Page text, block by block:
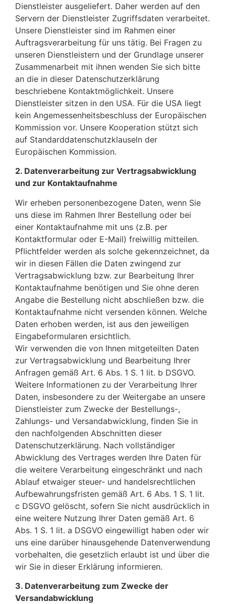
Dienstleister ausgeliefert. Daher werden auf den
Servern der Dienstleister Zugriffsdaten verarbeitet.
Unsere Dienstleister sind im Rahmen einer
Auftragsverarbeitung für uns tätig. Bei Fragen zu
unseren Dienstleistern und der Grundlage unserer
Zusammenarbeit mit ihnen wenden Sie sich bitte
an die in dieser Datenschutzerklärung
beschriebene Kontaktmöglichkeit. Unsere
Dienstleister sitzen in den USA. Für die USA liegt
kein Angemessenheitsbeschluss der Europäischen
Kommission vor. Unsere Kooperation stützt sich
auf Standarddatenschutzklauseln der
Europäischen Kommission.
2. Datenverarbeitung zur Vertragsabwicklung
und zur Kontaktaufnahme
Wir erheben personenbezogene Daten, wenn Sie
uns diese im Rahmen Ihrer Bestellung oder bei
einer Kontaktaufnahme mit uns (z.B. per
Kontaktformular oder E-Mail) freiwillig mitteilen.
Pflichtfelder werden als solche gekennzeichnet, da
wir in diesen Fällen die Daten zwingend zur
Vertragsabwicklung bzw. zur Bearbeitung Ihrer
Kontaktaufnahme benötigen und Sie ohne deren
Angabe die Bestellung nicht abschließen bzw. die
Kontaktaufnahme nicht versenden können. Welche
Daten erhoben werden, ist aus den jeweiligen
Eingabeformularen ersichtlich.
Wir verwenden die von Ihnen mitgeteilten Daten
zur Vertragsabwicklung und Bearbeitung Ihrer
Anfragen gemäß Art. 6 Abs. 1 S. 1 lit. b DSGVO.
Weitere Informationen zu der Verarbeitung Ihrer
Daten, insbesondere zu der Weitergabe an unsere
Dienstleister zum Zwecke der Bestellungs-,
Zahlungs- und Versandabwicklung, finden Sie in
den nachfolgenden Abschnitten dieser
Datenschutzerklärung. Nach vollständiger
Abwicklung des Vertrages werden Ihre Daten für
die weitere Verarbeitung eingeschränkt und nach
Ablauf etwaiger steuer- und handelsrechtlichen
Aufbewahrungsfristen gemäß Art. 6 Abs. 1 S. 1 lit.
c DSGVO gelöscht, sofern Sie nicht ausdrücklich in
eine weitere Nutzung Ihrer Daten gemäß Art. 6
Abs. 1 S. 1 lit. a DSGVO eingewilligt haben oder wir
uns eine darüber hinausgehende Datenverwendung
vorbehalten, die gesetzlich erlaubt ist und über die
wir Sie in dieser Erklärung informieren.
3. Datenverarbeitung zum Zwecke der
Versandabwicklung